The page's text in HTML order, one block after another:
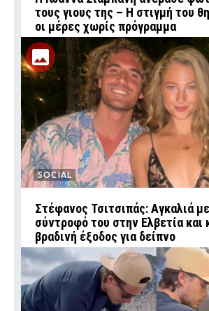
τους γιους της – Η στιγμή του
οι μέρες χωρίς πρόγραμμα
SOCIAL
Στέφανος Τσιτσιπάς: Αγκαλιά
σύντροφό του στην Ελβετία και
βραδινή έξοδος για δείπνο